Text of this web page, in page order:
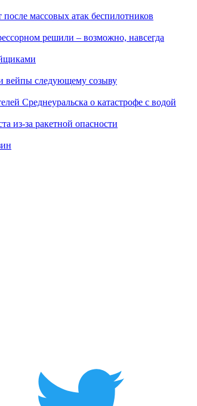
массовых атак беспилотников
решили – возможно, навсегда
вейпы следующему созыву
Среднеуральска о катастрофе с водой
из-за ракетной опасности